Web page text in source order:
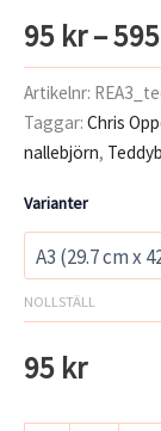
95 kr–595
Artikelnr:
Taggar: Chris
nallebjörn,
Varianter
NOLLSTÄLL
95 kr